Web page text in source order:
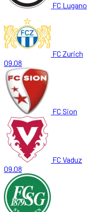
FC Lugano
FC Zurich
09.08
FC Sion
FC Vaduz
09.08